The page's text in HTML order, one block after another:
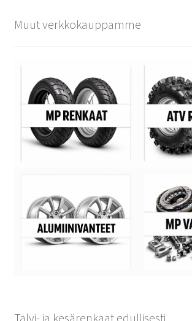
Muut verkkokauppamme
Talvi- ja kesärenkaat edullisesti